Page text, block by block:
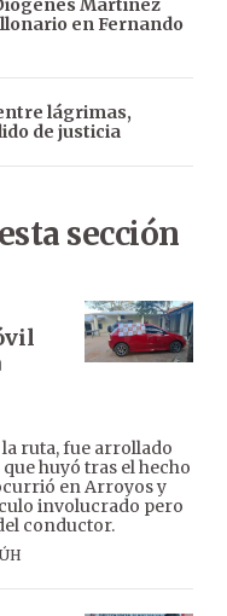
Martínez
en Fernando
lágrimas,
de justicia
sección
ruta, fue arrollado
huyó tras el hecho
en Arroyos y
involucrado pero
conductor.